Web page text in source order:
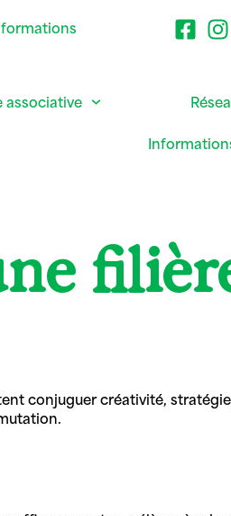
associative
conjuguer créativité,